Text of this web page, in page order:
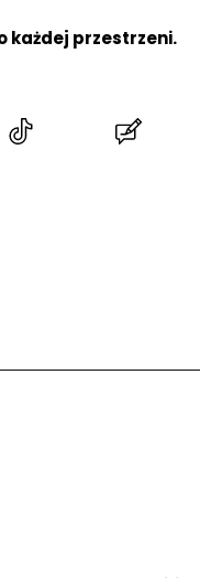
każdej przestrzeni.
(Otwiera
(Otwiera